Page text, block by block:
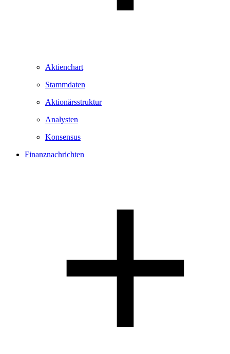
Aktienchart
Stammdaten
Aktionärsstruktur
Analysten
Konsensus
Finanznachrichten